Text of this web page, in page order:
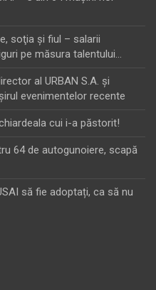
soţia şi fiul – salarii
pe măsura talentului…
al URBAN S.A. şi
evenimentelor recente
cui i-a păstorit!
64 de autogunoiere, scapă
să fie adoptați, ca să nu